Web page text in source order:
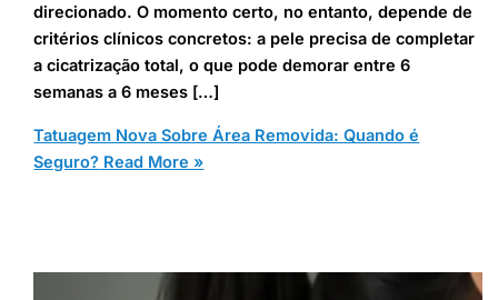
direcionado. O momento certo, no entanto, depende de
critérios clínicos concretos: a pele precisa de completar
a cicatrização total, o que pode demorar entre 6
semanas a 6 meses […]
Tatuagem Nova Sobre Área Removida: Quando é
Seguro? Read More »